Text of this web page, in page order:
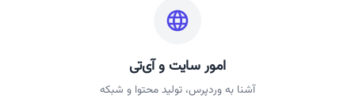
امور سایت و آی‌تی
آشنا به وردپرس، تولید محتوا و شبکه